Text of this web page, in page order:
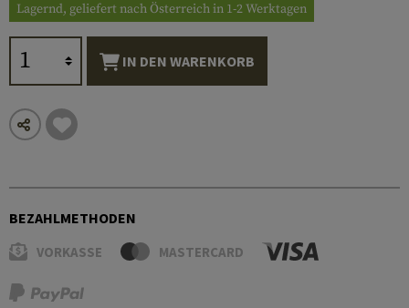
Lagernd, geliefert nach Österreich in 1-2 Werktagen
IN DEN WARENKORB
BEZAHLMETHODEN
VORKASSE MASTERCARD